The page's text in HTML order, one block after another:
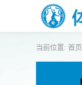
当前位置: 首页